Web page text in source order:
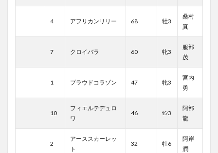
4 アフリカンリリー 68 牡3
桑村
真
7 クロイバラ 60 牝3
服部
茂
1 プラウドコラゾン 47 牝3
宮内
勇
10
フィエルテデュロ
ワ
46 ｾﾝ3
阿部
龍
2
アーススカーレッ
ト
32 牡6
阿岸
潤